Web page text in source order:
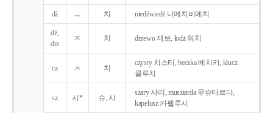
dź ㅡ 치 niedźwiedź 니에치비에치
dż,
drz
ㅈ 치 drzewo 제보, łodż 워치
cz ㅊ 치
czysty 치스티, beczka 베치카, klucz
클루치
sz 시* 슈, 시
szary 샤리, musztarda 무슈타르다,
kapelusz 카펠루시